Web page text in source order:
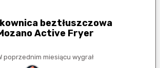
beztłuszczowa
Active Fryer
poprzednim miesiącu wygrał